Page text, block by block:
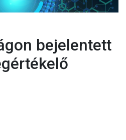
bejelentett